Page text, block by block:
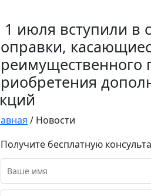
1 июля вступили в
/ Новости
Получите бесплатную